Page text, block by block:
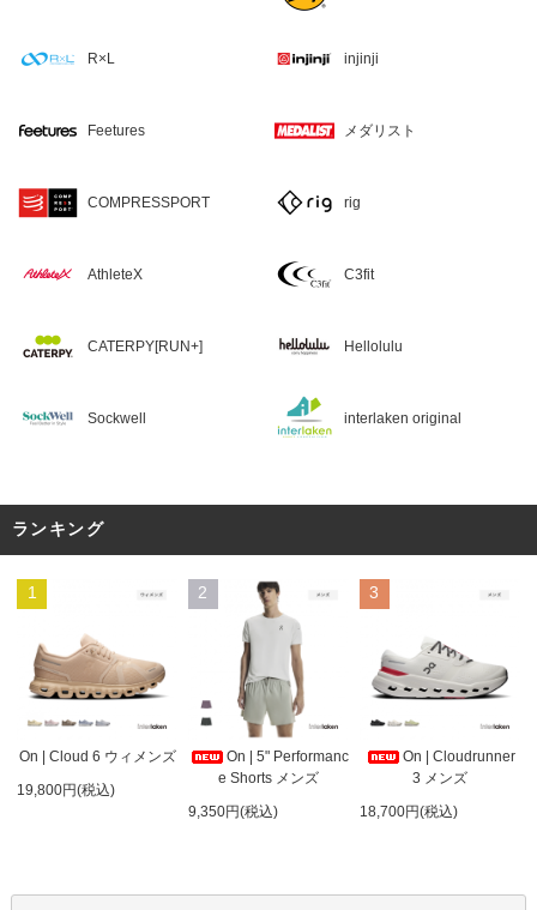
R×L injinji
Feetures メダリスト
COMPRESSPORT rig
AthleteX C3fit
CATERPY[RUN+] Hellolulu
Sockwell interlaken original
ランキング
1
On | Cloud 6 ウィメンズ
19,800円(税込)
2
On | 5" Performanc
e Shorts メンズ
9,350円(税込)
3
On | Cloudrunner
3 メンズ
18,700円(税込)